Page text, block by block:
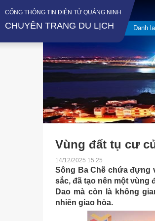
CỔNG THÔNG TIN ĐIỆN TỬ QUẢNG NINH
CHUYÊN TRANG DU LỊCH Danh
Vùng đất tụ cư
14/12/2025 15:25
Sông Ba Chẽ chứa đựng
sắc, đã tạo nên một vùng
Dao mà còn là không
nhiên giao hòa.